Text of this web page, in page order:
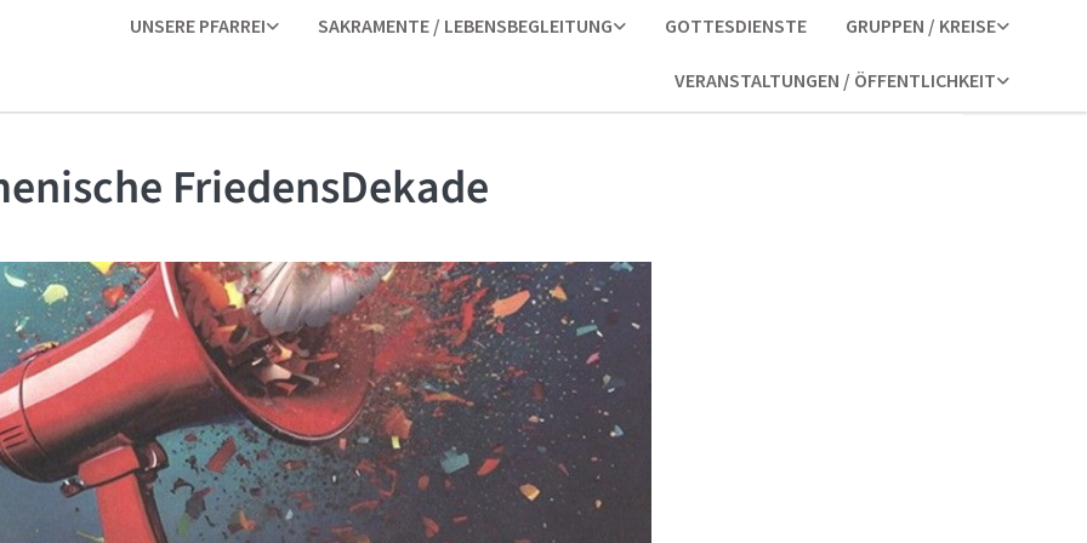
UNSERE PFARREI SAKRAMENTE / LEBENSBEGLEITUNG GOTTESDIENSTE GRUPPEN / KREISE
VERANSTALTUNGEN / ÖFFENTLICHKEIT
FriedensDekade